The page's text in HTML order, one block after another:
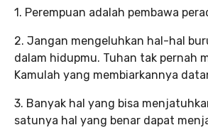
1. Perempuan adalah pembawa
2. Jangan mengeluhkan hal-hal
dalam hidupmu. Tuhan tak pernah
Kamulah yang membiarkannya
3. Banyak hal yang bisa
satunya hal yang benar dapat